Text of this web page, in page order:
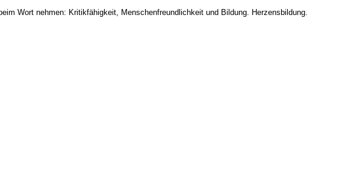
Wort nehmen: Kritikfähigkeit, Menschenfreundlichkeit und Bildung. Herzensbildung.